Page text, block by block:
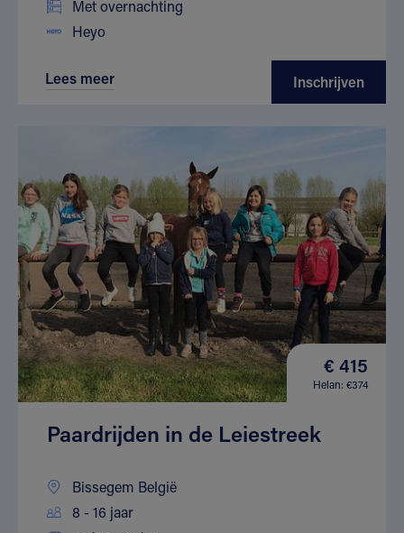
Met overnachting
Heyo
Lees meer Inschrijven
€ 415
Helan: €374
Paardrijden in de Leiestreek
Bissegem België
8 - 16 jaar